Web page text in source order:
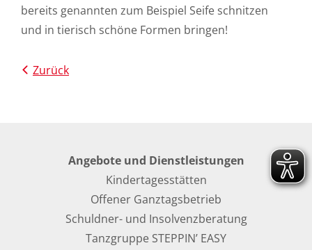
bereits genannten zum Beispiel Seife schnitzen
und in tierisch schöne Formen bringen!
Zurück
Angebote und Dienstleistungen
Kindertagesstätten
Offener Ganztagsbetrieb
Schuldner- und Insolvenzberatung
Tanzgruppe STEPPIN’ EASY